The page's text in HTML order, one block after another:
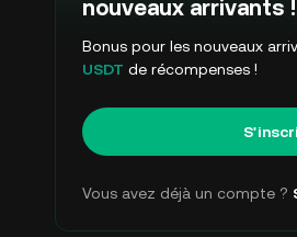
nouveaux arrivants !
Bonus pour les nouveaux
USDT de récompenses !
Vous avez déjà un compte ?